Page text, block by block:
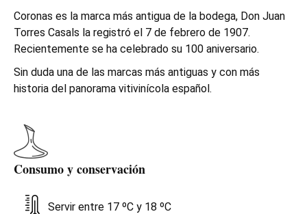
Coronas es la marca más antigua de la bodega, Don Juan
Torres Casals la registró el 7 de febrero de 1907.
Recientemente se ha celebrado su 100 aniversario.
Sin duda una de las marcas más antiguas y con más
historia del panorama vitivinícola español.
Consumo y conservación
Servir entre 17 ºC y 18 ºC